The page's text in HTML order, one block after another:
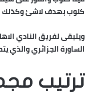
كلوب بهدف لاشئ وكذلك
ويتبقى لفريق النادي
الساورة الجزائري والذي
ترتيب